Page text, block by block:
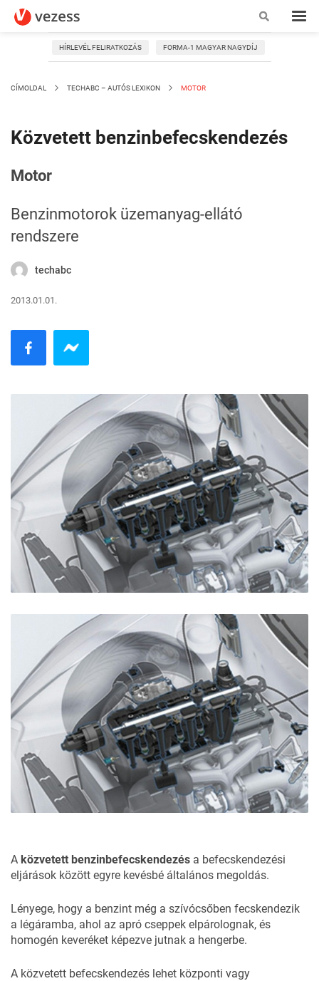
HÍRLEVÉL FELIRATKOZÁS FORMA-1 MAGYAR NAGYDÍJ
CÍMOLDAL TECHABC – AUTÓS LEXIKON MOTOR
Közvetett benzinbefecskendezés
Motor
Benzinmotorok üzemanyag-ellátó
rendszere
techabc
2013.01.01.
A közvetett benzinbefecskendezés a befecskendezési
eljárások között egyre kevésbé általános megoldás.
Lényege, hogy a benzint még a szívócsőben fecskendezik
a légáramba, ahol az apró cseppek elpárolognak, és
homogén keveréket képezve jutnak a hengerbe.
A közvetett befecskendezés lehet központi vagy